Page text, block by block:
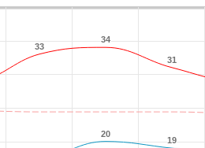
33
33
34
34
31
31
20
20
19
19